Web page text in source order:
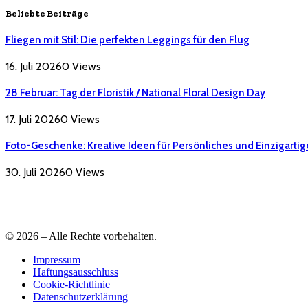
Beliebte Beiträge
Fliegen mit Stil: Die perfekten Leggings für den Flug
16. Juli 20260 Views
28 Februar: Tag der Floristik / National Floral Design Day
17. Juli 20260 Views
Foto-Geschenke: Kreative Ideen für Persönliches und
30. Juli 20260 Views
© 2026 – Alle Rechte vorbehalten.
Impressum
Haftungsausschluss
Cookie-Richtlinie
Datenschutzerklärung